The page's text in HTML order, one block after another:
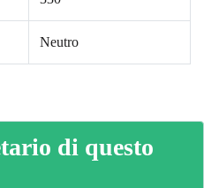
Neutro
di questo